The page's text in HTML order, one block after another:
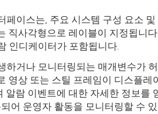
페이스는, 주요 시스템 구성 요소
직사각형으로 레이블이 지정됩니
인디케이터가 포함됩니다.
하거나 모니터링되는 매개변수가
영상 또는 스틸 프레임이 디스플
람 이벤트에 대한 자세한 정보를
어 운영자 활동을 모니터링할 수